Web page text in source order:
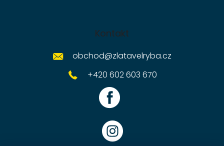
Kontakt
obchod@zlatavelryba.cz
+420 602 603 670